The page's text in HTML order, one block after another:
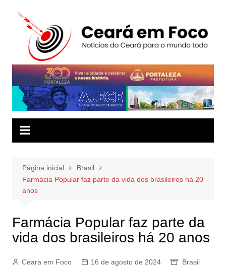
conteúdo
Página inicial
Brasil
Farmácia Popular faz parte da vida dos brasileiros há 20
anos
Farmácia Popular faz parte da
vida dos brasileiros há 20 anos
Ceara em Foco 16 de agosto de 2024 Brasil